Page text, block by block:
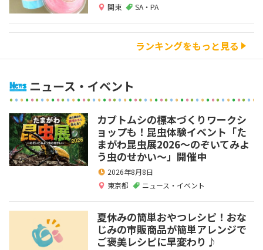
関東 SA・PA
ランキングをもっと見る
ニュース・イベント
カブトムシの標本づくりワークシ
ョップも！昆虫体験イベント「た
まがわ昆虫展2026～のぞいてみよ
う虫のせかい～」開催中
2026年8月8日
東京都
ニュース・イベント
夏休みの簡単おやつレシピ！おな
じみの市販商品が簡単アレンジで
ご褒美レシピに早変わり♪